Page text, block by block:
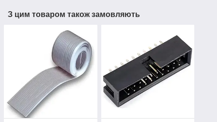
З цим товаром також замовляють